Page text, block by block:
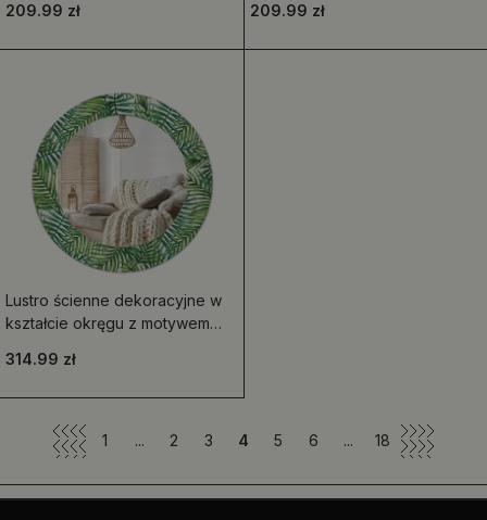
209.99 zł
209.99 zł
Lustro ścienne dekoracyjne w
kształcie okręgu z motywem
314.99 zł
1 ... 2 3 4 5 6 ... 18